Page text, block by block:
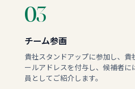
03
チーム参画
貴社スタンドアップに参加し、貴
ールアドレスを付与し、候補者に
員としてご紹介します。